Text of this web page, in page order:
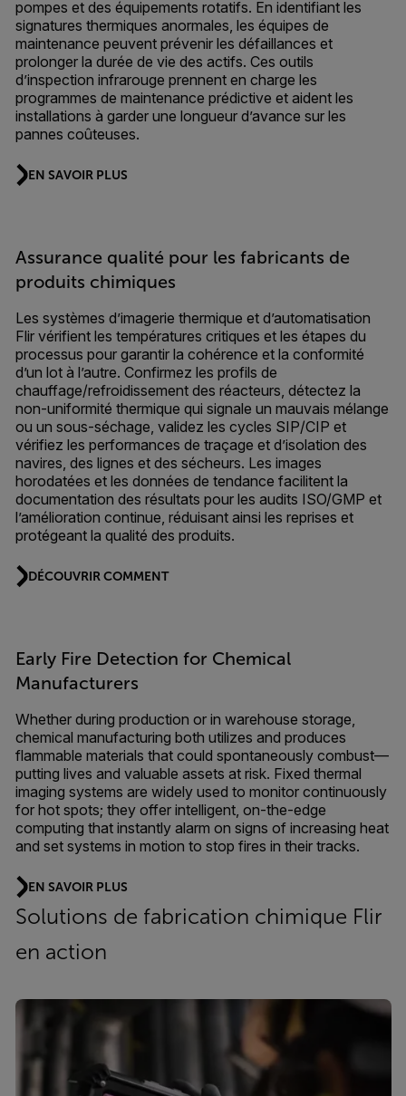
pompes et des équipements rotatifs. En identifiant les
signatures thermiques anormales, les équipes de
maintenance peuvent prévenir les défaillances et
prolonger la durée de vie des actifs. Ces outils
d’inspection infrarouge prennent en charge les
programmes de maintenance prédictive et aident les
installations à garder une longueur d’avance sur les
pannes coûteuses.
EN SAVOIR PLUS
Assurance qualité pour les fabricants de
produits chimiques
Les systèmes d’imagerie thermique et d’automatisation
Flir vérifient les températures critiques et les étapes du
processus pour garantir la cohérence et la conformité
d’un lot à l’autre. Confirmez les profils de
chauffage/refroidissement des réacteurs, détectez la
non-uniformité thermique qui signale un mauvais mélange
ou un sous-séchage, validez les cycles SIP/CIP et
vérifiez les performances de traçage et d’isolation des
navires, des lignes et des sécheurs. Les images
horodatées et les données de tendance facilitent la
documentation des résultats pour les audits ISO/GMP et
l’amélioration continue, réduisant ainsi les reprises et
protégeant la qualité des produits.
DÉCOUVRIR COMMENT
Early Fire Detection for Chemical
Manufacturers
Whether during production or in warehouse storage,
chemical manufacturing both utilizes and produces
flammable materials that could spontaneously combust—
putting lives and valuable assets at risk. Fixed thermal
imaging systems are widely used to monitor continuously
for hot spots; they offer intelligent, on-the-edge
computing that instantly alarm on signs of increasing heat
and set systems in motion to stop fires in their tracks.
EN SAVOIR PLUS
Solutions de fabrication chimique Flir
en action